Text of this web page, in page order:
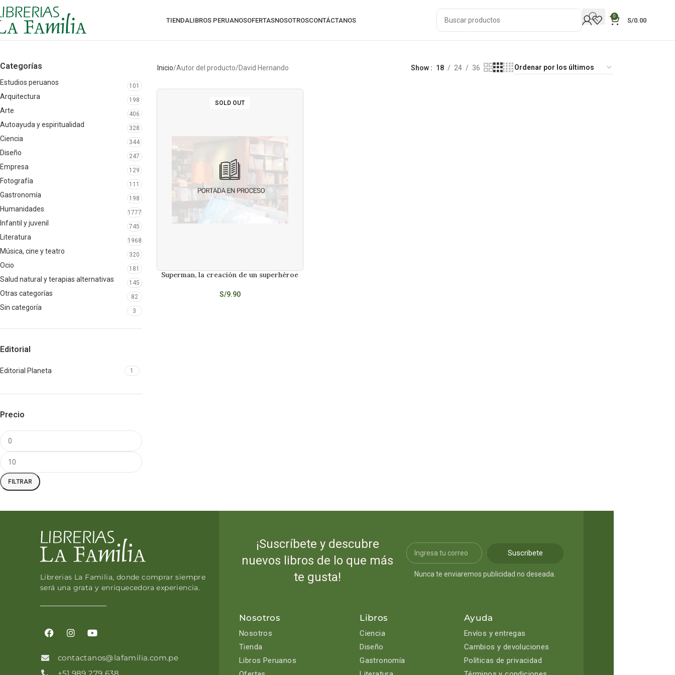
TIENDALIBROS PERUANOSOFERTASNOSOTROSCONTÁCTANOS
0
S/0.00
Categorías
Estudios peruanos 101
Arquitectura 198
Arte 406
Autoayuda y espiritualidad 328
Ciencia 344
Diseño 247
Empresa 129
Fotografía 111
Gastronomía 198
Humanidades 1777
Infantil y juvenil 745
Literatura 1968
Música, cine y teatro 320
Ocio 181
Salud natural y terapias alternativas 145
Otras categorías 82
Sin categoría 3
Editorial
Editorial Planeta 1
Precio
FILTRAR
Inicio Autor del producto David Hernando Show 18 24 36
SOLD OUT
LEER MÁS
Superman, la creación de un superhéroe
S/9.90
Librerias La Familia, donde comprar siempre
será una grata y enriquecedora experiencia.
contactanos@lafamilia.com.pe
¡Suscríbete y descubre
nuevos libros de lo que más
te gusta!
Suscribete
Nunca te enviaremos publicidad no deseada.
Nosotros
Nosotros
Tienda
Libros Peruanos
Libros
Ciencia
Diseño
Gastronomía
Ayuda
Envíos y entregas
Cambios y devoluciones
Políticas de privacidad